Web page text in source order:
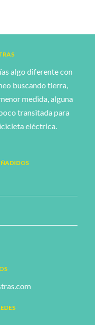
algo diferente con
buscando tierra,
medida, alguna
transitada para
eléctrica.